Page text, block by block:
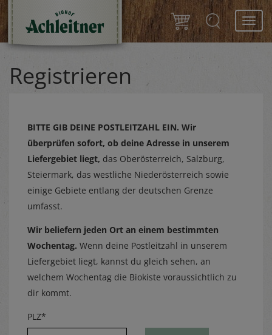
Registrieren
BITTE GIB DEINE POSTLEITZAHL EIN. Wir
überprüfen sofort, ob deine Adresse in unserem
Liefergebiet liegt, das Oberösterreich, Salzburg,
Steiermark, das westliche Niederösterreich sowie
einige Gebiete entlang der deutschen Grenze
umfasst.
Wir beliefern jeden Ort an einem bestimmten
Wochentag. Wenn deine Postleitzahl in unserem
Liefergebiet liegt, kannst du gleich sehen, an
welchem Wochentag die Biokiste voraussichtlich zu
dir kommt.
PLZ*